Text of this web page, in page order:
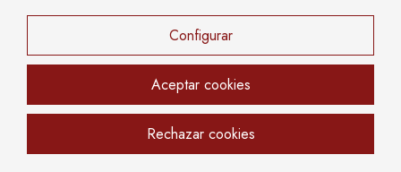
Configurar
Aceptar cookies
Rechazar cookies